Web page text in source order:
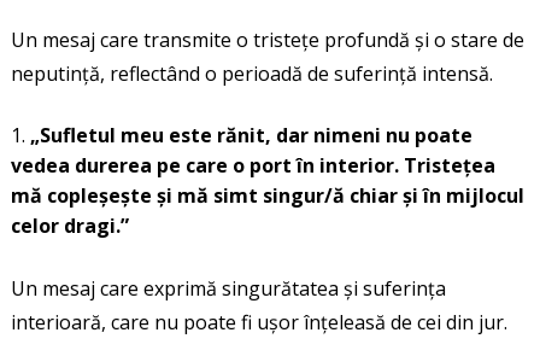
Un mesaj care transmite o tristețe profundă și o stare de
neputință, reflectând o perioadă de suferință intensă.
„Sufletul meu este rănit, dar nimeni nu poate
vedea durerea pe care o port în interior. Tristețea
mă copleșește și mă simt singur/ă chiar și în mijlocul
celor dragi.”
Un mesaj care exprimă singurătatea și suferința
interioară, care nu poate fi ușor înțeleasă de cei din jur.